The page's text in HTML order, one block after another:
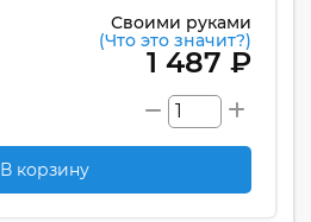
Своими руками
(Что это значит?)
1 487 ₽
В корзину